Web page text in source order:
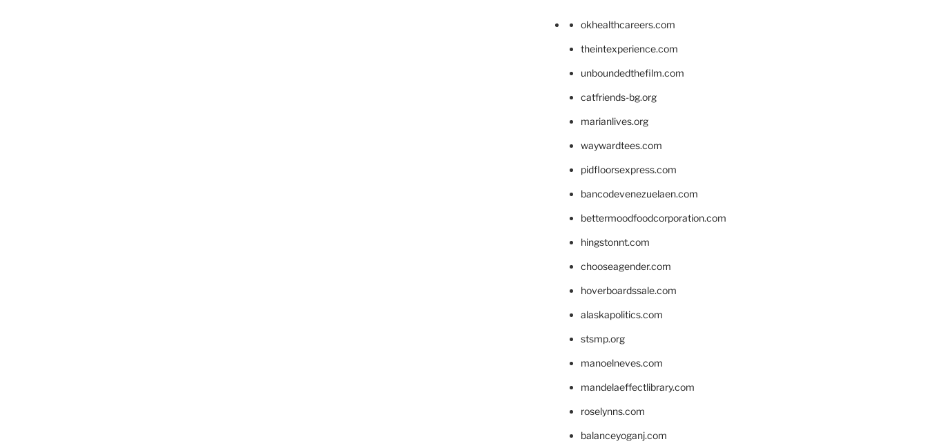
okhealthcareers.com
theintexperience.com
unboundedthefilm.com
catfriends-bg.org
marianlives.org
waywardtees.com
pidfloorsexpress.com
bancodevenezuelaen.com
bettermoodfoodcorporation.com
hingstonnt.com
chooseagender.com
hoverboardssale.com
alaskapolitics.com
stsmp.org
manoelneves.com
mandelaeffectlibrary.com
roselynns.com
balanceyoganj.com